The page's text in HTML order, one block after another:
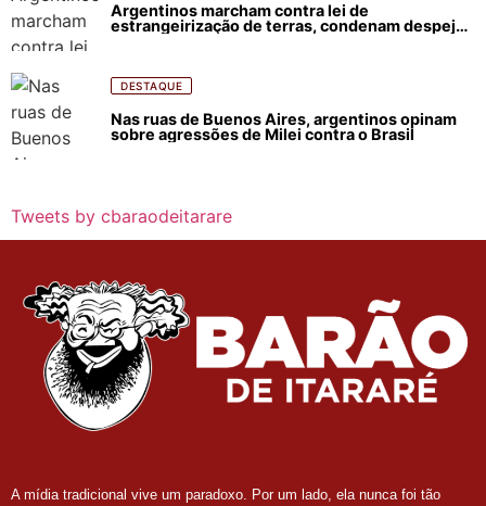
Argentinos marcham contra lei de
estrangeirização de terras, condenam despejos
DESTAQUE
Nas ruas de Buenos Aires, argentinos opinam
sobre agressões de Milei contra o Brasil
Tweets by cbaraodeitarare
A mídia tradicional vive um paradoxo. Por um lado, ela nunca foi tão